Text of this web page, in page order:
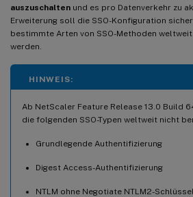
auszuschalten und es pro Datenverkehr zu
Erweiterung soll die SSO-Konfiguration
bestimmte Arten von SSO-Methoden
werden.
HINWEIS:
Ab NetScaler Feature Release 13.0 Build
die folgenden SSO-Typen weltweit nicht
Grundlegende Authentifizierung
Digest Access-Authentifizierung
NTLM ohne Negotiate NTLM2-